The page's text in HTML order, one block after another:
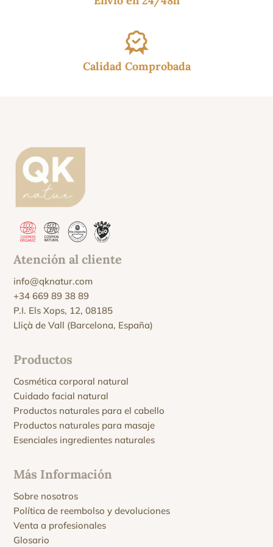
Calidad Comprobada
Atención al cliente
info@qknatur.com
+34 669 89 38 89
P.I. Els Xops, 12, 08185
Lliçà de Vall (Barcelona, España)
Productos
Cosmética corporal natural
Cuidado facial natural
Productos naturales para el cabello
Productos naturales para masaje
Esenciales ingredientes naturales
Más Información
Sobre nosotros
Política de reembolso y devoluciones
Venta a profesionales
Glosario